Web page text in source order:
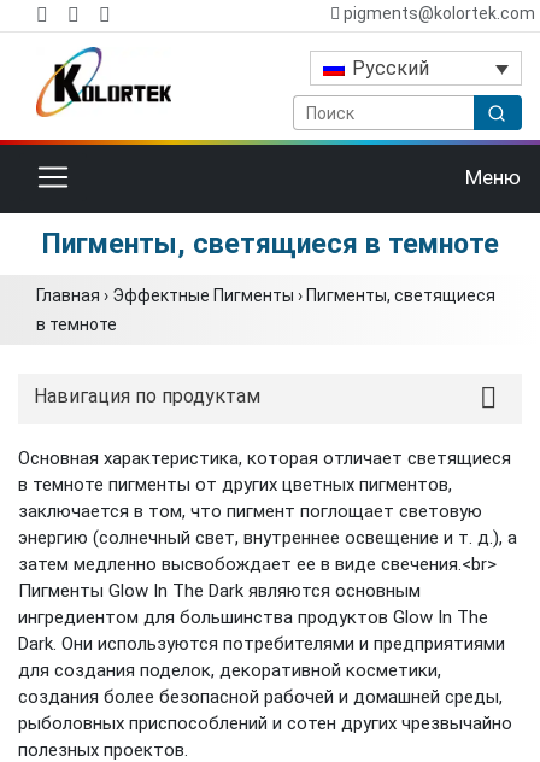
pigments@kolortek.com
Русский
Переключить навигацию Меню
Пигменты, светящиеся в темноте
Главная › Эффектные Пигменты › Пигменты, светящиеся
в темноте
Навигация по продуктам
Основная характеристика, которая отличает светящиеся
в темноте пигменты от других цветных пигментов,
заключается в том, что пигмент поглощает световую
энергию (солнечный свет, внутреннее освещение и т. д.), а
затем медленно высвобождает ее в виде свечения.<br>
Пигменты Glow In The Dark являются основным
ингредиентом для большинства продуктов Glow In The
Dark. Они используются потребителями и предприятиями
для создания поделок, декоративной косметики,
создания более безопасной рабочей и домашней среды,
рыболовных приспособлений и сотен других чрезвычайно
полезных проектов.